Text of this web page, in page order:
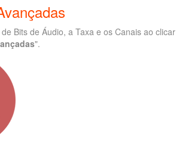
Bits de Áudio, a Taxa e os Canais ao clicar
".